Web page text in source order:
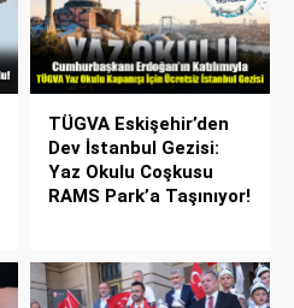
TÜGVA Eskişehir’den
Dev İstanbul Gezisi:
Yaz Okulu Coşkusu
RAMS Park’a Taşınıyor!